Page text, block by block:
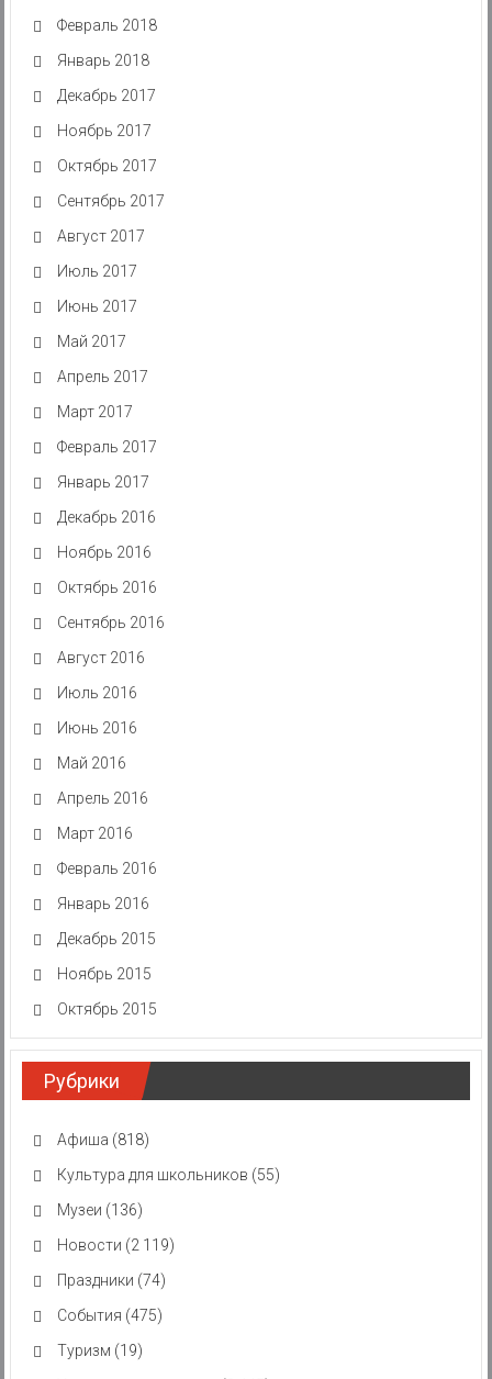
Февраль 2018
Январь 2018
Декабрь 2017
Ноябрь 2017
Октябрь 2017
Сентябрь 2017
Август 2017
Июль 2017
Июнь 2017
Май 2017
Апрель 2017
Март 2017
Февраль 2017
Январь 2017
Декабрь 2016
Ноябрь 2016
Октябрь 2016
Сентябрь 2016
Август 2016
Июль 2016
Июнь 2016
Май 2016
Апрель 2016
Март 2016
Февраль 2016
Январь 2016
Декабрь 2015
Ноябрь 2015
Октябрь 2015
Рубрики
Афиша (818)
Культура для школьников (55)
Музеи (136)
Новости (2 119)
Праздники (74)
События (475)
Туризм (19)